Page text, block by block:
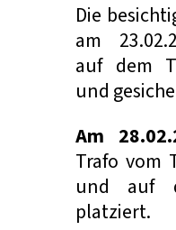
Die
am
auf dem
und
Am
Trafo vom
und auf
platziert.